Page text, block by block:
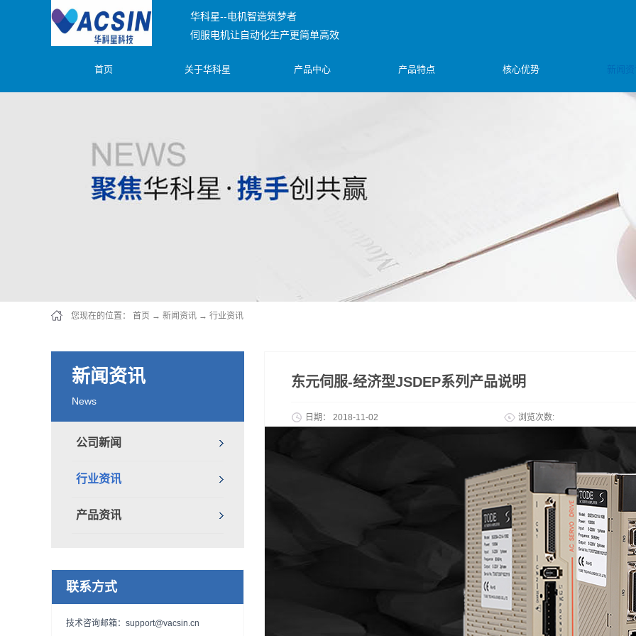
华科星--电机智造筑梦者
伺服电机让自动化生产更简单高效
首页 关于华科星 产品中心 产品特点 核心优势 新闻
您现在的位置： 首页 → 新闻资讯 → 行业资讯
新闻资讯
News
公司新闻
行业资讯
产品资讯
联系方式
技术咨询邮箱：support@vacsin.cn
东元伺服-经济型JSDEP系列产品说明
日期： 2018-11-02 浏览次数: